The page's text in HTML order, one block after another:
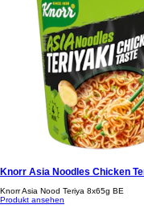
Knorr Asia Noodles Chicken
Knorr Asia Nood Teriya 8x65g BE
Produkt ansehen